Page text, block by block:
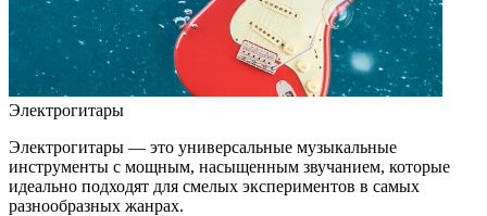
Электрогитары
Электрогитары — это универсальные музыкальные
инструменты с мощным, насыщенным звучанием, которые
идеально подходят для смелых экспериментов в самых
разнообразных жанрах.